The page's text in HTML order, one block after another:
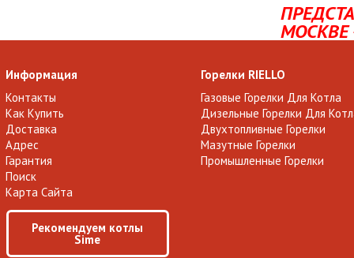
МОСКВЕ
Информация
Контакты
Как Купить
Доставка
Адрес
Гарантия
Поиск
Карта Сайта
Рекомендуем котлы
Sime
Горелки RIELLO
Газовые Горелки Для Котла
Дизельные Горелки Для
Двухтопливные Горелки
Мазутные Горелки
Промышленные Горелки